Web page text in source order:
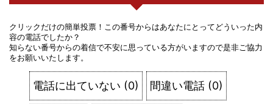
クリックだけの簡単投票！この番号からはあなたにとってどういった内
容の電話でしたか？
知らない番号からの着信で不安に思っている方がいますので是非ご協力
をお願いいたします。
電話に出ていない (0) 間違い電話 (0)